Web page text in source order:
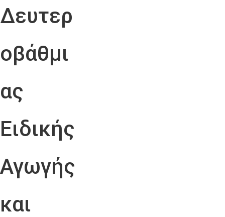
Δευτερ
οβάθμι
ας
Ειδικής
Αγωγής
και